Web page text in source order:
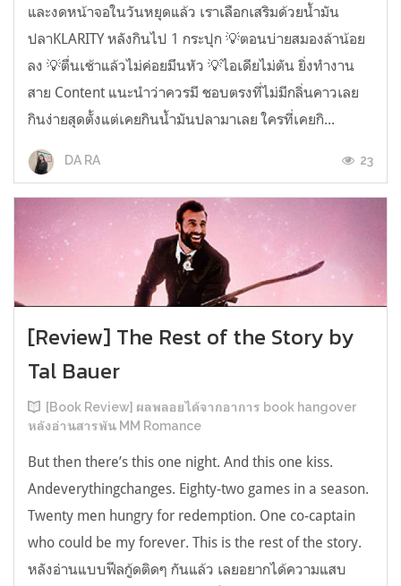
และงดหน้าจอในวันหยุดแล้ว เราเลือกเสริมด้วยน้ำมัน
ปลาKLARITY หลังกินไป 1 กระปุก 💡ตอนบ่ายสมองล้าน้อย
ลง 💡ตื่นเช้าแล้วไม่ค่อยมึนหัว 💡ไอเดียไม่ตัน ยิ่งทำงาน
สาย Content แนะนำว่าควรมี ชอบตรงที่ไม่มีกลิ่นคาวเลย
กินง่ายสุดตั้งแต่เคยกินน้ำมันปลามาเลย ใครที่เคยกิ...
DA RA 23
[Review] The Rest of the Story by
Tal Bauer
[Book Review] ผลพลอยได้จากอาการ book hangover
หลังอ่านสารพัน MM Romance
But then there’s this one night. And this one kiss.
Andeverythingchanges. Eighty-two games in a season.
Twenty men hungry for redemption. One co-captain
who could be my forever. This is the rest of the story.
หลังอ่านแบบฟีลกู้ดติดๆ กันแล้ว เลยอยากได้ความแสบ